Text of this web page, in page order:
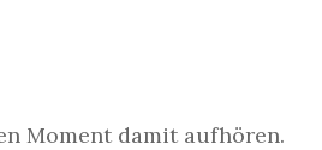
Moment damit aufhören.